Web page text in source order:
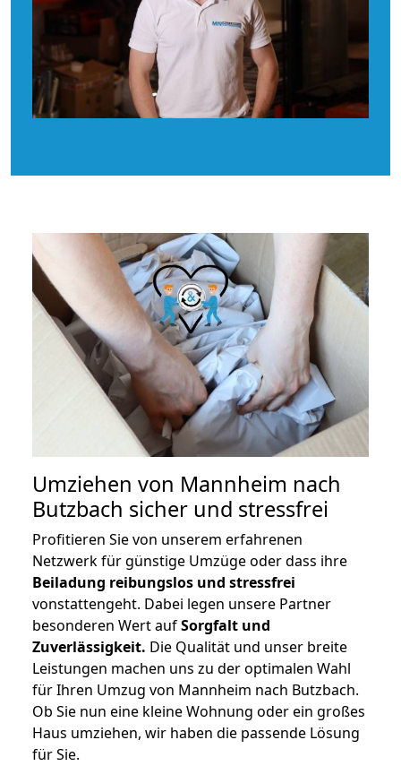
Umziehen von Mannheim nach
Butzbach sicher und stressfrei
Profitieren Sie von unserem erfahrenen
Netzwerk für günstige Umzüge oder dass ihre
Beiladung reibungslos und stressfrei
vonstattengeht. Dabei legen unsere Partner
besonderen Wert aufSorgfalt und
Zuverlässigkeit. Die Qualität und unser breite
Leistungen machen uns zu der optimalen Wahl
für Ihren Umzug von Mannheim nach Butzbach.
Ob Sie nun eine kleine Wohnung oder ein großes
Haus umziehen, wir haben die passende Lösung
für Sie.